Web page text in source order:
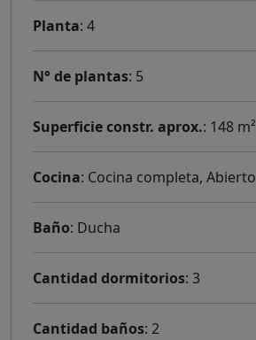
Planta: 4
N° de plantas: 5
Superficie constr. aprox.: 148 m²
Cocina: Cocina completa, Abierto
Baño: Ducha
Cantidad dormitorios: 3
Cantidad baños: 2